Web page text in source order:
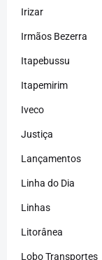
Irizar
Irmãos Bezerra
Itapebussu
Itapemirim
Iveco
Justiça
Lançamentos
Linha do Dia
Linhas
Litorânea
Lobo Transportes